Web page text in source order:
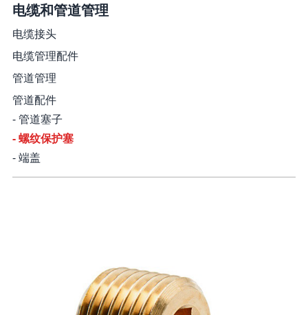
电缆和管道管理
电缆接头
电缆管理配件
管道管理
管道配件
- 管道塞子
- 螺纹保护塞
- 端盖